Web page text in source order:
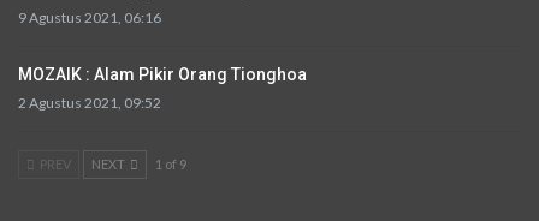
9 Agustus 2021, 06:16
MOZAIK : Alam Pikir Orang Tionghoa
2 Agustus 2021, 09:52
PREV NEXT 1 of 9